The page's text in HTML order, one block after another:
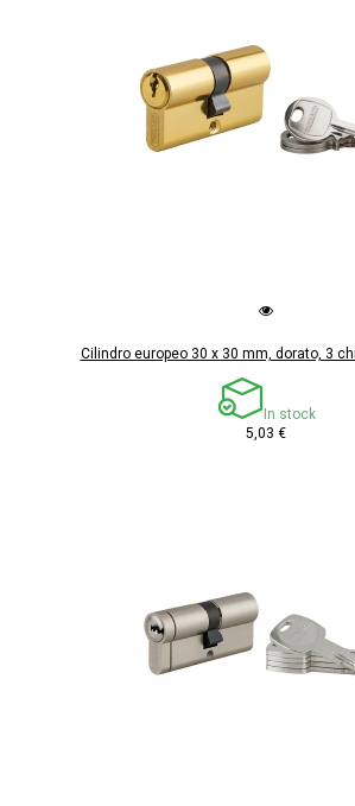
Cilindro europeo 30 x 30 mm, dorato, 3
In stock
5,03 €